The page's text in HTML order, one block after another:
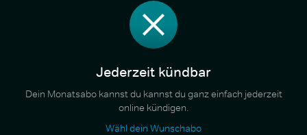
Jederzeit kündbar
Dein Monatsabo kannst du kannst du ganz einfach jederzeit
online kündigen.
Wähl dein Wunschabo